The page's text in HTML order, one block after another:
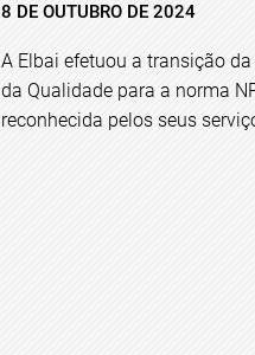
8 DE OUTUBRO DE 2024
A Elbai efetuou a transição
da Qualidade para a norma
reconhecida pelos seus